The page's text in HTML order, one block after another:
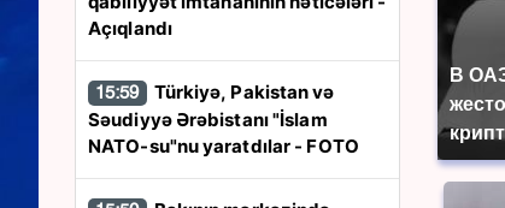
В
Açıqlandı
15:59
Səudiyyə Ərəbistanı "İslam
NATO-su"nu yaratdılar - FOTO